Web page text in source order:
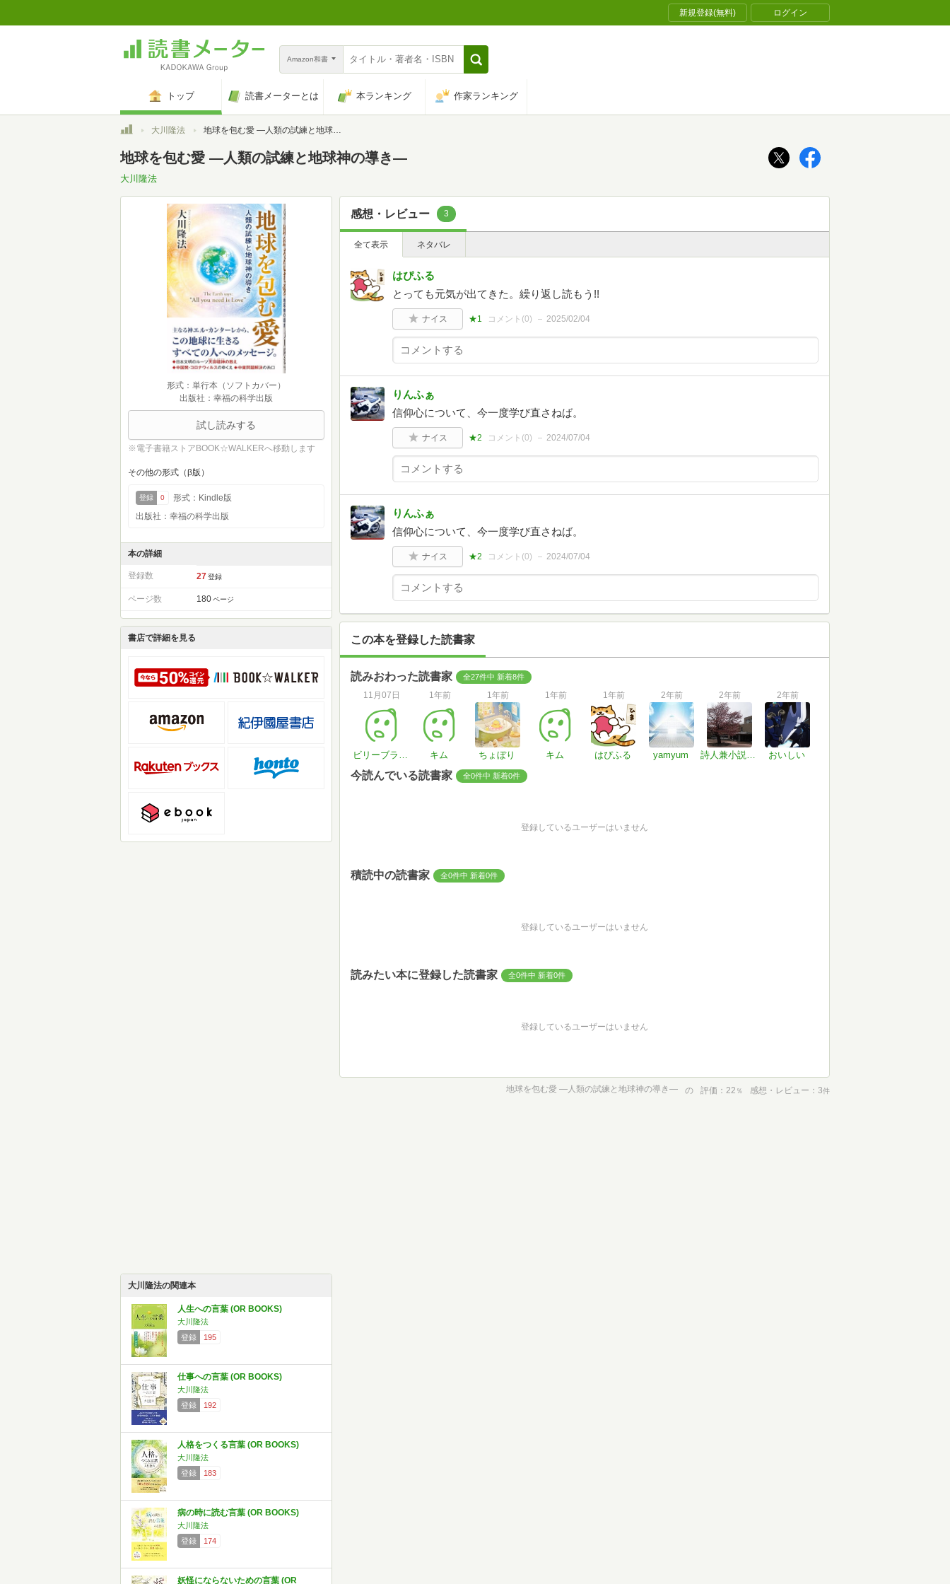
新規登録(無料) ログイン
Amazon和書
トップ 読書メーターとは 本ランキング 作家ランキング
トップ大川隆法 地球を包む愛 ―人類の試練と地球神の導き―
地球を包む愛 ―人類の試練と地球神の導き―
大川隆法
形式：単行本（ソフトカバー）
出版社：幸福の科学出版
試し読みする
※電子書籍ストアBOOK☆WALKERへ移動します
その他の形式（β版）
登録 0
形式：Kindle版
出版社：幸福の科学出版
本の詳細
登録数 27 登録
ページ数 180 ページ
書店で詳細を見る
大川隆法の関連本
人生への言葉 (OR BOOKS)
大川隆法
登録
195
仕事への言葉 (OR BOOKS)
大川隆法
登録
192
人格をつくる言葉 (OR BOOKS)
大川隆法
登録
183
病の時に読む言葉 (OR BOOKS)
大川隆法
登録
174
妖怪にならないための言葉 (OR
感想・レビュー 3
全て表示 ネタバレ
はぴふる
とっても元気が出てきた。繰り返し読もう!!
ナイス ★1 コメント(0) 2025/02/04
りんふぁ
信仰心について、今一度学び直さねば。
ナイス ★2 コメント(0) 2024/07/04
りんふぁ
信仰心について、今一度学び直さねば。
ナイス ★2 コメント(0) 2024/07/04
この本を登録した読書家
読みおわった読書家 全27件中 新着8件
11月07日
ビリーブライト
1年前
キム
1年前
ちょぼり
1年前
キム
1年前
はぴふる
2年前
yamyum
2年前
詩人兼小説家兼エッセイスト
2年前
おいしい
今読んでいる読書家 全0件中 新着0件
登録しているユーザーはいません
積読中の読書家 全0件中 新着0件
登録しているユーザーはいません
読みたい本に登録した読書家 全0件中 新着0件
登録しているユーザーはいません
地球を包む愛 ―人類の試練と地球神の導き― の 評価 22 ％ 感想・レビュー 3件